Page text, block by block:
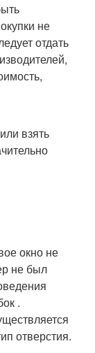
не
отдать
взять
окно не
не был
.
отверстия.